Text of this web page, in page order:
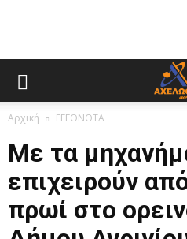
Αρχική ΓΕΓΟΝΟΤΑ
Με τα
επιχειρούν
πρωί στο